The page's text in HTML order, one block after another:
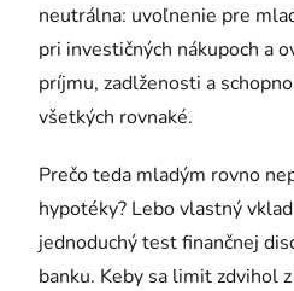
neutrálna: uvoľnenie pre
pri investičných nákupoch a
príjmu, zadlženosti a
všetkých rovnaké.
Prečo teda mladým rovno
hypotéky? Lebo vlastný
jednoduchý test finančnej
banku. Keby sa limit zdvihol